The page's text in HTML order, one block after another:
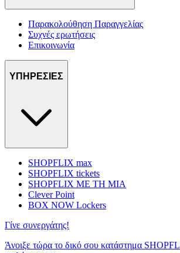
Παρακολούθηση Παραγγελίας
Συχνές ερωτήσεις
Επικοινωνία
ΥΠΗΡΕΣΙΕΣ
SHOPFLIX max
SHOPFLIX tickets
SHOPFLIX ΜΕ ΤΗ ΜΙΑ
Clever Point
BOX NOW Lockers
Γίνε συνεργάτης!
Άνοιξε τώρα το δικό σου κατάστημα